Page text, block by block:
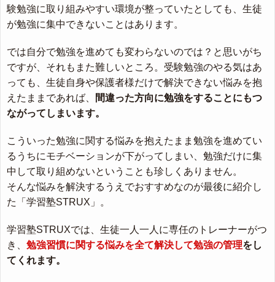
験勉強に取り組みやすい環境が整っていたとしても、生徒
が勉強に集中できないことはあります。
では自分で勉強を進めても変わらないのでは？と思いがち
ですが、それもまた難しいところ。受験勉強のやる気はあ
っても、生徒自身や保護者様だけで解決できない悩みを抱
えたままであれば、
間違った方向に勉強をすることにもつ
ながってしまいます。
こういった勉強に関する悩みを抱えたまま勉強を進めてい
るうちにモチベーションが下がってしまい、勉強だけに集
中して取り組めないということも珍しくありません。
そんな悩みを解決するうえでおすすめなのが最後に紹介し
た「学習塾STRUX」。
学習塾STRUXでは、生徒一人一人に専任のトレーナーがつ
き、 勉強習慣に関する悩みを全て解決して勉強の管理をし
てくれます。